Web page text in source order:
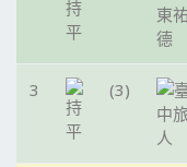
3 (3)